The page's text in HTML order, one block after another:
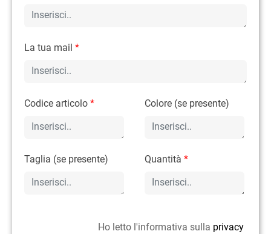
La tua mail *
Codice articolo * Colore (se presente)
Taglia (se presente) Quantità*
Ho letto l'informativa sulla privacy